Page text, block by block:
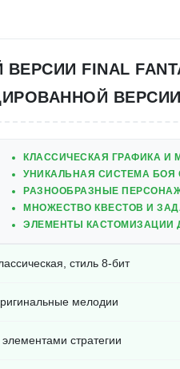
FINAL
ВЕРСИИ
КЛАССИЧЕСКАЯ ГРАФИКА И
УНИКАЛЬНАЯ СИСТЕМА БОЯ
РАЗНООБРАЗНЫЕ
МНОЖЕСТВО КВЕСТОВ И
ЭЛЕМЕНТЫ КАСТОМИЗАЦИИ
стиль 8-бит
мелодии
стратегии